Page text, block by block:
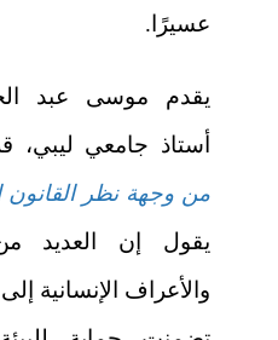
عسيرًا.
يقدم موسى عبد
أستاذ جامعي ليبي،
من وجهة نظر القانون
يقول إن العديد من
والأعراف الإنسانية